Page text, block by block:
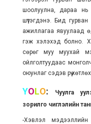
шоолуулна, дараа нь
шүтэгдэнэ. Бид
ажиллагаа явуулаад
гэж хэлэхэд болно.
сөрөг муу муухай
ойлголтуудаас
оюунлаг сэдэв рүү
YOLO:
Чуулга
зорилго чиглэлийн
-Хэвлэл мэдээллийн